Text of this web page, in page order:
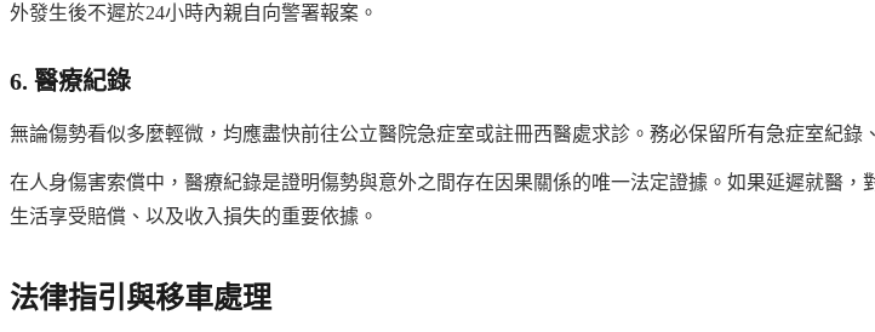
外發生後不遲於24小時內親自向警署報案。
6. 醫療紀錄
無論傷勢看似多麼輕微，均應盡快前往公立醫院急症室或註冊西醫處求診。務必保留所有急症室紀錄
在人身傷害索償中，醫療紀錄是證明傷勢與意外之間存在因果關係的唯一法定證據。如果延遲就醫
生活享受賠償、以及收入損失的重要依據。
法律指引與移車處理